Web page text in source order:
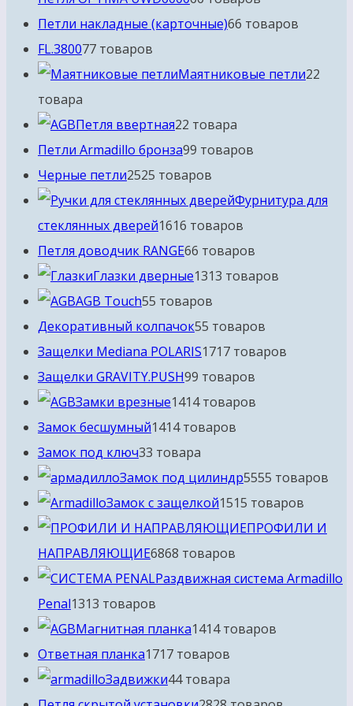
Петли накладные (карточные)66 товаров
FL.380077 товаров
Маятниковые петли22
товара
Петля ввертная22 товара
Петли Armadillo бронза99 товаров
Черные петли2525 товаров
Фурнитура для
стеклянных дверей1616 товаров
Петля доводчик RANGE66 товаров
Глазки дверные1313 товаров
AGB Touch55 товаров
Декоративный колпачок55 товаров
Защелки Mediana POLARIS1717 товаров
Защелки GRAVITY.PUSH99 товаров
Замки врезные1414 товаров
Замок бесшумный1414 товаров
Замок под ключ33 товара
Замок под цилиндр5555 товаров
Замок с защелкой1515 товаров
ПРОФИЛИ И
НАПРАВЛЯЮЩИЕ6868 товаров
Раздвижная система Armadillo
Penal1313 товаров
Магнитная планка1414 товаров
Ответная планка1717 товаров
Задвижки44 товара